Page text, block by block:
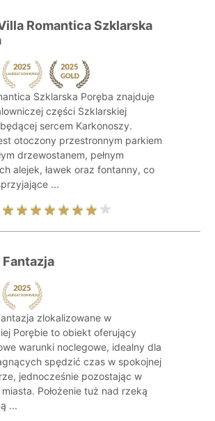
Romantica Szklarska
Szklarska Poręba znajduje
części Szklarskiej
sercem Karkonoszy.
otoczony przestronnym parkiem
drzewostanem, pełnym
alejek, ławek oraz fontanny, co
...
zlokalizowane w
Porębie to obiekt oferujący
warunki noclegowe, idealny dla
spędzić czas w spokojnej
jednocześnie pozostając w
Położenie tuż nad rzeką
...